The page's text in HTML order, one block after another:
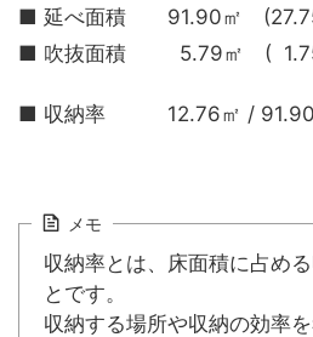
■ 延べ面積 91.90㎡
■ 吹抜面積 5.79㎡ (
■ 収納率 12.76㎡ / 91.90
メモ
収納率とは、床面積に占め
とです。
収納する場所や収納の効率